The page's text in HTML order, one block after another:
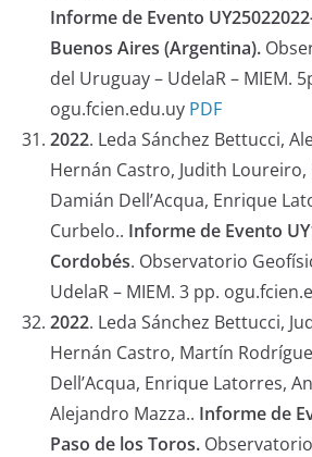
Informe de Evento
Buenos Aires (Argentina).
del Uruguay – UdelaR – MIEM.
ogu.fcien.edu.uy PDF
2022. Leda Sánchez Bettucci,
Hernán Castro, Judith
Damián Dell’Acqua, Enrique
Curbelo.. Informe de Evento
Cordobés. Observatorio
UdelaR – MIEM. 3 pp.
2022. Leda Sánchez Bettucci,
Hernán Castro, Martín
Dell’Acqua, Enrique Latorres,
Alejandro Mazza.. Informe de
Paso de los Toros.